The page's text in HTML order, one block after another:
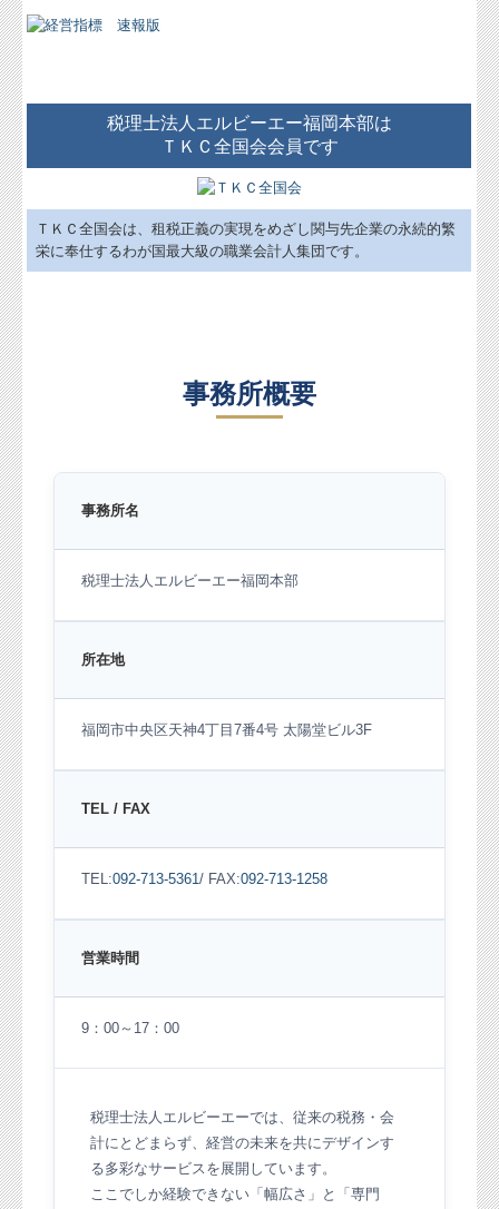
税理士法人エルビーエー福岡本部は
ＴＫＣ全国会会員です
ＴＫＣ全国会は、租税正義の実現をめざし関与先企業の永続的繁
栄に奉仕するわが国最大級の職業会計人集団です。
事務所概要
事務所名
税理士法人エルビーエー福岡本部
所在地
福岡市中央区天神4丁目7番4号 太陽堂ビル3F
TEL / FAX
TEL:092-713-5361/ FAX:092-713-1258
営業時間
9：00～17：00
税理士法人エルビーエーでは、従来の税務・会
計にとどまらず、経営の未来を共にデザインす
る多彩なサービスを展開しています。
ここでしか経験できない「幅広さ」と「専門